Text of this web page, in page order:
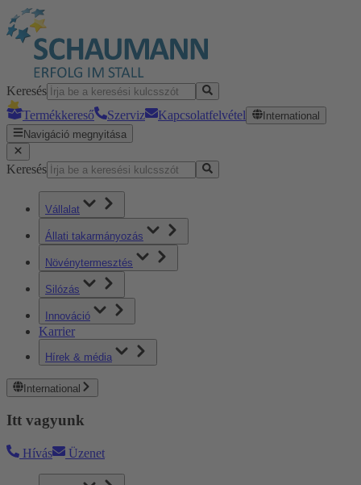
Keresés
Termékkereső
Szerviz Kapcsolatfelvétel
International
Navigáció megnyitása
Keresés
Vállalat
Állati takarmányozás
Növénytermesztés
Silózás
Innováció
Karrier
Hírek & média
International
Itt vagyunk
Hívás Üzenet